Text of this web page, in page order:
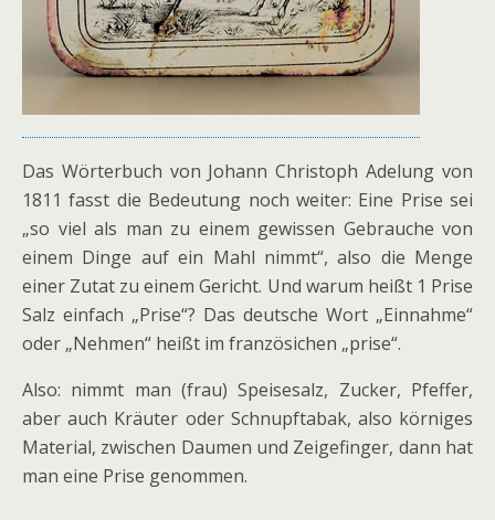
Das Wörterbuch von Johann Christoph Adelung von
1811 fasst die Bedeutung noch weiter: Eine Prise sei
„so viel als man zu einem gewissen Gebrauche von
einem Dinge auf ein Mahl nimmt“, also die Menge
einer Zutat zu einem Gericht. Und warum heißt 1 Prise
Salz einfach „Prise“? Das deutsche Wort „Einnahme“
oder „Nehmen“ heißt im französichen „prise“.
Also: nimmt man (frau) Speisesalz, Zucker, Pfeffer,
aber auch Kräuter oder Schnupftabak, also körniges
Material, zwischen Daumen und Zeigefinger, dann hat
man eine Prise genommen.